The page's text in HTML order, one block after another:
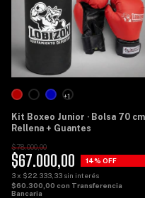
Kit Boxeo Junior · Bolsa 70 cm
Rellena + Guantes
$67.000,00
$78.000,00
14% OFF
3x $22.333,33 sin interés
$60.300,00 con Transferencia
Bancaria
+1